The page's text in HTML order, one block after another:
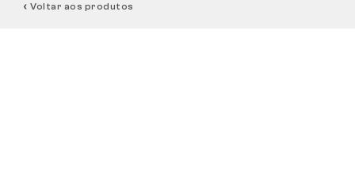
Voltar aos produtos